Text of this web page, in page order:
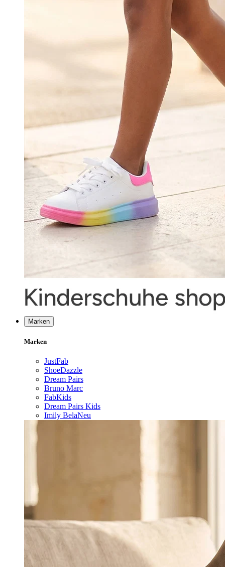
Marken
Marken
JustFab
ShoeDazzle
Dream Pairs
Bruno Marc
FabKids
Dream Pairs Kids
Imily BelaNeu